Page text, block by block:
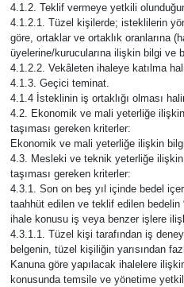
4.1.2. Teklif vermeye yetkili
4.1.2.1. Tüzel kişilerde; isteklilerin
göre, ortaklar ve ortaklık oranlarına
üyelerine/kurucularına ilişkin bilgi ve
4.1.2.2. Vekâleten ihaleye katılma
4.1.3. Geçici teminat.
4.1.4 İsteklinin iş ortaklığı olması
4.2. Ekonomik ve mali yeterliğe
taşıması gereken kriterler:
Ekonomik ve mali yeterliğe ilişkin
4.3. Mesleki ve teknik yeterliğe
taşıması gereken kriterler:
4.3.1. Son on beş yıl içinde bedel
taahhüt edilen ve teklif edilen
ihale konusu iş veya benzer işlere
4.3.1.1. Tüzel kişi tarafından iş
belgenin, tüzel kişiliğin yarısından
Kanuna göre yapılacak ihalelere
konusunda temsile ve yönetime